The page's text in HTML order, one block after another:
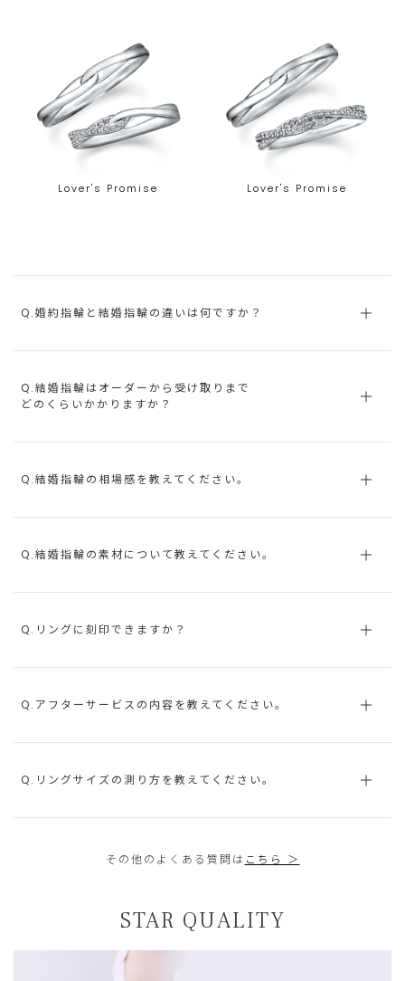
Lover's Promise Lover's Promise
Q.婚約指輪と結婚指輪の違いは何ですか？
Q.結婚指輪はオーダーから受け取りまで
どのくらいかかりますか？
Q.結婚指輪の相場感を教えてください。
Q.結婚指輪の素材について教えてください。
Q.リングに刻印できますか？
Q.アフターサービスの内容を教えてください。
Q.リングサイズの測り方を教えてください。
その他のよくある質問は こちら ＞
STAR QUALITY